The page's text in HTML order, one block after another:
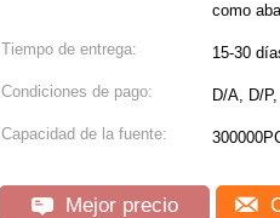
como
Tiempo de entrega: 15-30
Condiciones de pago: D/A, D/
Capacidad de la fuente:
Mejor precio